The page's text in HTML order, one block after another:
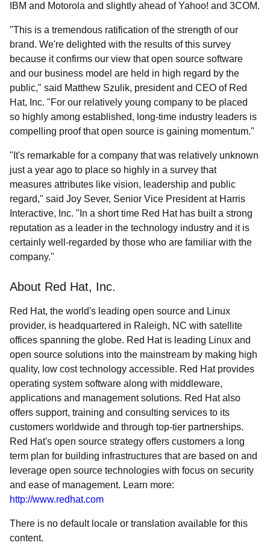
IBM and Motorola and slightly ahead of Yahoo! and 3COM.
"This is a tremendous ratification of the strength of our
brand. We're delighted with the results of this survey
because it confirms our view that open source software
and our business model are held in high regard by the
public," said Matthew Szulik, president and CEO of Red
Hat, Inc. "For our relatively young company to be placed
so highly among established, long-time industry leaders is
compelling proof that open source is gaining momentum."
"It's remarkable for a company that was relatively unknown
just a year ago to place so highly in a survey that
measures attributes like vision, leadership and public
regard," said Joy Sever, Senior Vice President at Harris
Interactive, Inc. "In a short time Red Hat has built a strong
reputation as a leader in the technology industry and it is
certainly well-regarded by those who are familiar with the
company."
About Red Hat, Inc.
Red Hat, the world's leading open source and Linux
provider, is headquartered in Raleigh, NC with satellite
offices spanning the globe. Red Hat is leading Linux and
open source solutions into the mainstream by making high
quality, low cost technology accessible. Red Hat provides
operating system software along with middleware,
applications and management solutions. Red Hat also
offers support, training and consulting services to its
customers worldwide and through top-tier partnerships.
Red Hat's open source strategy offers customers a long
term plan for building infrastructures that are based on and
leverage open source technologies with focus on security
and ease of management. Learn more:
http://www.redhat.com
There is no default locale or translation available for this
content.